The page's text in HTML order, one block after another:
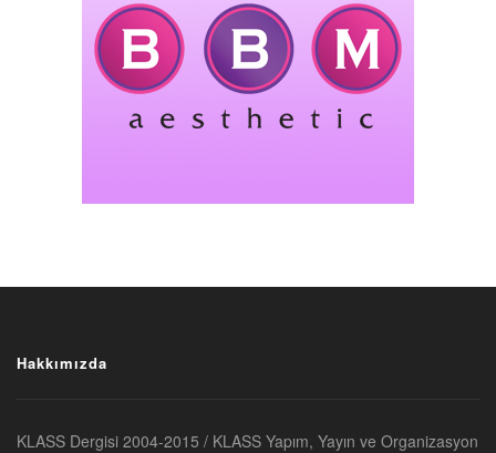
Hakkımızda
KLASS Dergisi 2004-2015 / KLASS Yapım, Yayın ve Organizasyon